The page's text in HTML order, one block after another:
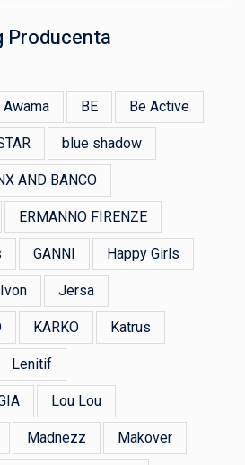
Producenta
Awama BE Be Active
blue shadow
AND BANCO
ERMANNO FIRENZE
GANNI Happy Girls
Ivon Jersa
KARKO Katrus
Lenitif
Lou Lou
Madnezz Makover